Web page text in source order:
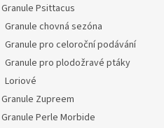
Granule Psittacus
Granule chovná sezóna
Granule pro celoroční podávání
Granule pro plodožravé ptáky
Loriové
Granule Zupreem
Granule Perle Morbide